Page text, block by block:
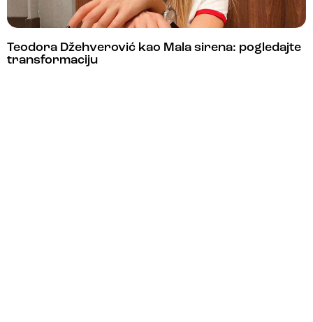
Teodora Džehverović kao Mala sirena: pogledajte
transformaciju